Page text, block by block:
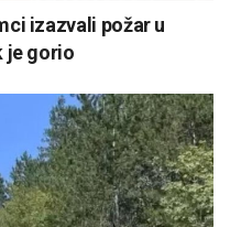
izazvali požar u
je gorio